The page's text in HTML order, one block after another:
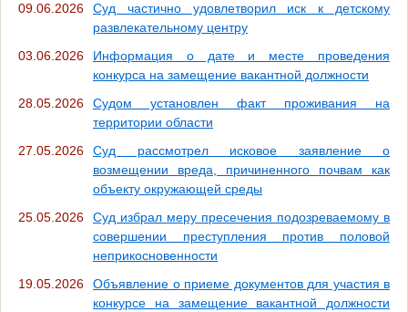
09.06.2026
Суд частично удовлетворил иск к детскому
развлекательному центру
03.06.2026
Информация о дате и месте проведения
конкурса на замещение вакантной должности
28.05.2026
Судом установлен факт проживания на
территории области
27.05.2026
Суд рассмотрел исковое заявление о
возмещении вреда, причиненного почвам как
объекту окружающей среды
25.05.2026
Суд избрал меру пресечения подозреваемому в
совершении преступления против половой
неприкосновенности
19.05.2026
Объявление о приеме документов для участия в
конкурсе на замещение вакантной должности